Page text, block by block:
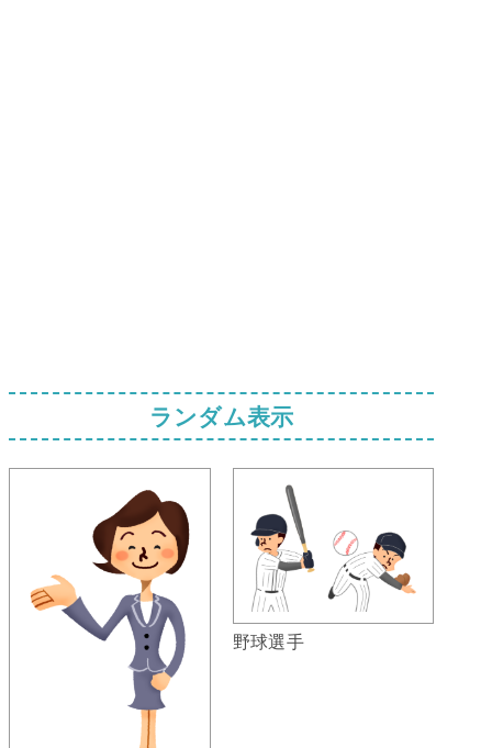
ランダム表示
野球選手